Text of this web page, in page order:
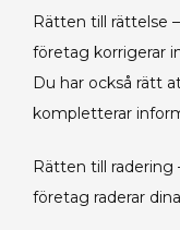
Rätten till rättelse
företag korrigerar
Du har också rätt
kompletterar
Rätten till
företag raderar